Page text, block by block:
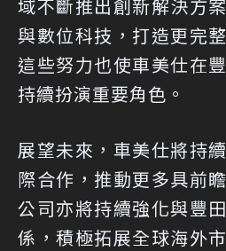
域不斷推出創新解決方
與數位科技，打造更完
這些努力也使車美仕在
持續扮演重要角色。
展望未來，車美仕將持
際合作，推動更多具前
公司亦將持續強化與豐
係，積極拓展全球海外